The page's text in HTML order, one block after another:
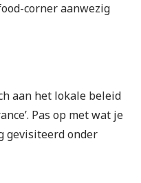
corner aanwezig
aan het lokale beleid
Pas op met wat je
gevisiteerd onder